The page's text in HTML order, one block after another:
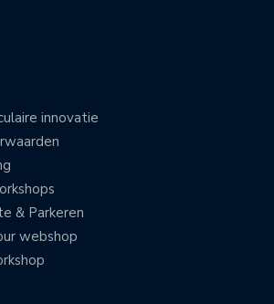
innovatie
& Parkeren
webshop